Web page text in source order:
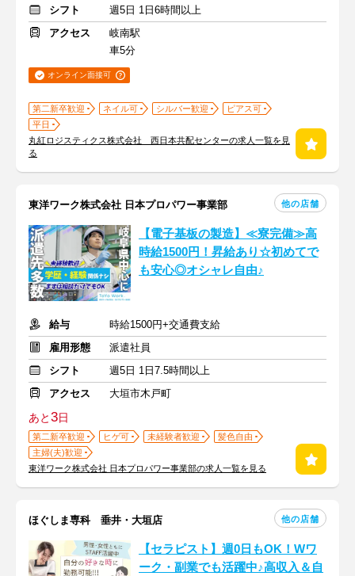
シフト
週5日 1日6時間以上
アクセス
岐南駅
車5分
オンライン面接可
第二新卒歓迎 ネイル可 シルバー歓迎
ピアス可
平日
丸紅ロジスティクス株式会社 西日本共配センターの求人一覧を見
る
東洋ワーク株式会社 日本プロパワー事業部 他の店舗
【電子基板の製造】≪寮完備≫高
時給1500円！昇給あり☆初めてで
も安心◎オシャレ自由♪
給与
時給1500円+交通費支給
雇用形態
派遣社員
シフト
週5日 1日7.5時間以上
アクセス
大垣市木戸町
あと3日
第二新卒歓迎 ヒゲ可 未経験者歓迎
髪色自由
主婦(夫)歓迎
東洋ワーク株式会社 日本プロパワー事業部の求人一覧を見る
ほぐしま専科 垂井・大垣店 他の店舗
【セラピスト】週0日もOK！Wワ
ーク・副業でも活躍中♪高収入＆自